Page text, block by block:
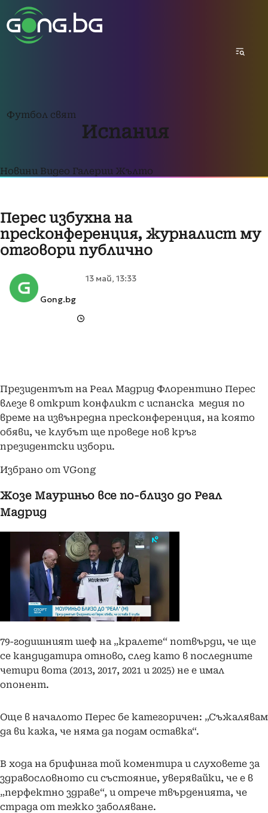
Футбол свят
Испания
Новини Видео Галерии Жълто
Перес избухна на
пресконференция, журналист му
отговори публично
Gong.bg
13 май, 13:33
Президентът на Реал Мадрид Флорентино Перес
влезе в открит конфликт с испанска медия по
време на извънредна пресконференция, на която
обяви, че клубът ще проведе нов кръг
президентски избори.
Избрано от VGong
Жозе Мауриньо все по-близо до Реал
Мадрид
79-годишният шеф на „кралете“ потвърди, че ще
се кандидатира отново, след като в последните
четири вота (2013, 2017, 2021 и 2025) не е имал
опонент.
Още в началото Перес бе категоричен: „Съжалявам
да ви кажа, че няма да подам оставка“.
В хода на брифинга той коментира и слуховете за
здравословното си състояние, уверявайки, че е в
„перфектно здраве“, и отрече твърденията, че
страда от тежко заболяване.